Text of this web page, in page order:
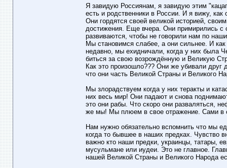
Я завидую Россиянам, я завидую этим
есть и родственники в России. И я вижу,
Они гордятся своей великой историей,
достижения. Еще вчера. Они примирились
развиваются, чтобы не говорили нам по
Мы становимся слабее, а они сильнее. И
недавно, мы ехидничали, когда у них была
биться за свою возрождённую и Великую
Как это произошло??? Они же убивали друг
что они часть Великой Страны и Великого
Мы злорадствуем когда у них теракты и
них весь мир! Они падают и снова
это они рабы. Что скоро они разваляться,
же мы! Мы плюем в свое отражение. Сами в
Нам нужно обязательно вспомнить что мы
когда то бывшее в наших предках. Чувство
важно кто наши предки, украинцы, татары,
мусульмане или иудеи. Это не главное.
нашей Великой Страны и Великого Народа